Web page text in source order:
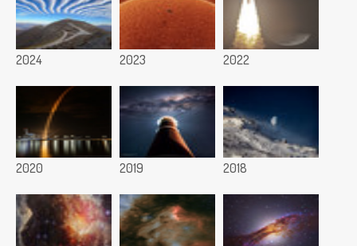
2024 2023 2022
2020 2019 2018